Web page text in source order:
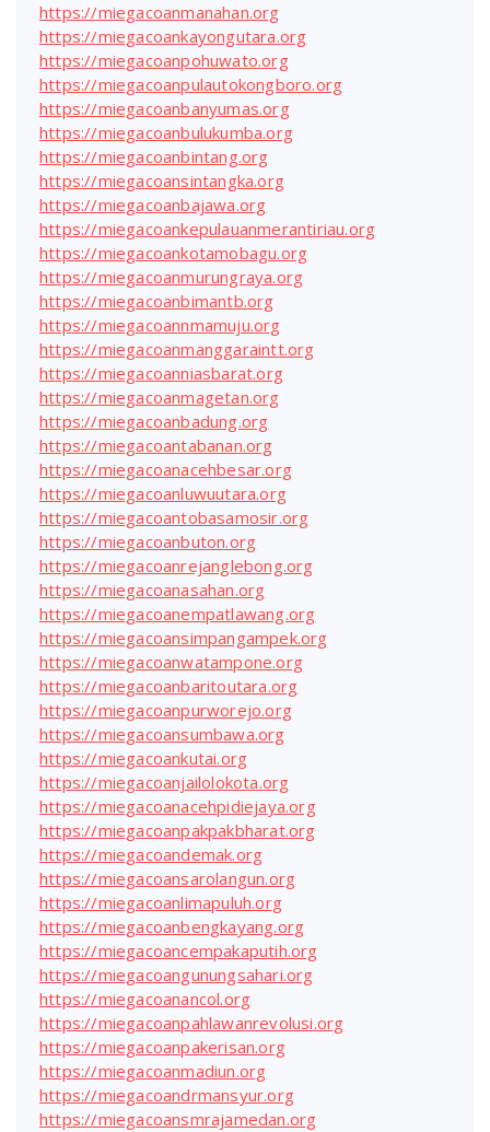
https://miegacoanmanahan.org
https://miegacoankayongutara.org
https://miegacoanpohuwato.org
https://miegacoanpulautokongboro.org
https://miegacoanbanyumas.org
https://miegacoanbulukumba.org
https://miegacoanbintang.org
https://miegacoansintangka.org
https://miegacoanbajawa.org
https://miegacoankepulauanmerantiriau.org
https://miegacoankotamobagu.org
https://miegacoanmurungraya.org
https://miegacoanbimantb.org
https://miegacoannmamuju.org
https://miegacoanmanggaraintt.org
https://miegacoanniasbarat.org
https://miegacoanmagetan.org
https://miegacoanbadung.org
https://miegacoantabanan.org
https://miegacoanacehbesar.org
https://miegacoanluwuutara.org
https://miegacoantobasamosir.org
https://miegacoanbuton.org
https://miegacoanrejanglebong.org
https://miegacoanasahan.org
https://miegacoanempatlawang.org
https://miegacoansimpangampek.org
https://miegacoanwatampone.org
https://miegacoanbaritoutara.org
https://miegacoanpurworejo.org
https://miegacoansumbawa.org
https://miegacoankutai.org
https://miegacoanjailolokota.org
https://miegacoanacehpidiejaya.org
https://miegacoanpakpakbharat.org
https://miegacoandemak.org
https://miegacoansarolangun.org
https://miegacoanlimapuluh.org
https://miegacoanbengkayang.org
https://miegacoancempakaputih.org
https://miegacoangunungsahari.org
https://miegacoanancol.org
https://miegacoanpahlawanrevolusi.org
https://miegacoanpakerisan.org
https://miegacoanmadiun.org
https://miegacoandrmansyur.org
https://miegacoansmrajamedan.org